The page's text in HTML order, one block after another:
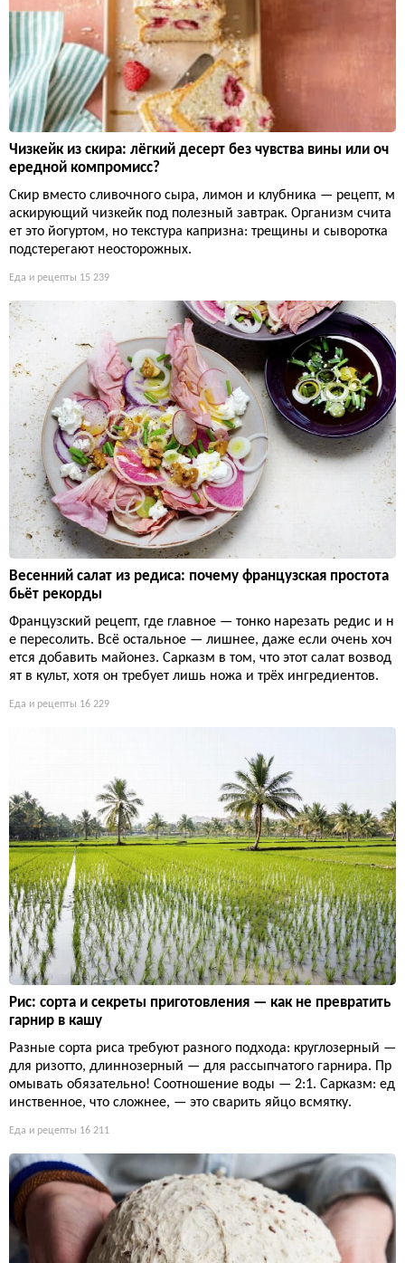
Чизкейк из скира: лёгкий десерт без чувства вины или оч
ередной компромисс?
Скир вместо сливочного сыра, лимон и клубника — рецепт, м
аскирующий чизкейк под полезный завтрак. Организм счита
ет это йогуртом, но текстура капризна: трещины и сыворотка
подстерегают неосторожных.
Еда и рецепты 15 239
Весенний салат из редиса: почему французская простота
бьёт рекорды
Французский рецепт, где главное — тонко нарезать редис и н
е пересолить. Всё остальное — лишнее, даже если очень хоч
ется добавить майонез. Сарказм в том, что этот салат возвод
ят в культ, хотя он требует лишь ножа и трёх ингредиентов.
Еда и рецепты 16 229
Рис: сорта и секреты приготовления — как не превратить
гарнир в кашу
Разные сорта риса требуют разного подхода: круглозерный —
для ризотто, длиннозерный — для рассыпчатого гарнира. Пр
омывать обязательно! Соотношение воды — 2:1. Сарказм: ед
инственное, что сложнее, — это сварить яйцо всмятку.
Еда и рецепты 16 211